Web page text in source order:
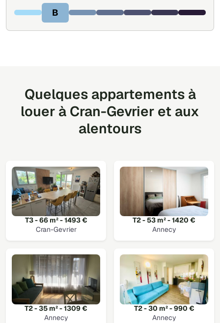
B
Quelques appartements à
louer à Cran-Gevrier et aux
alentours
T3 - 66 m² - 1493 €
Cran-Gevrier
T2 - 53 m² - 1420 €
Annecy
T2 - 35 m² - 1309 €
Annecy
T2 - 30 m² - 990 €
Annecy